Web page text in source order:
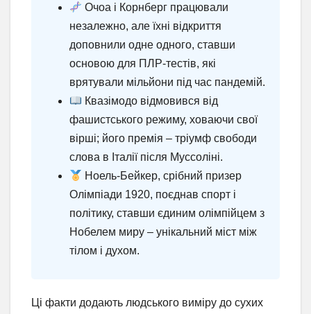
Очоа і Корнберг працювали
незалежно, але їхні відкриття
доповнили одне одного, ставши
основою для ПЛР-тестів, які
врятували мільйони під час пандемій.
Квазімодо відмовився від
фашистського режиму, ховаючи свої
вірші; його премія – тріумф свободи
слова в Італії після Муссоліні.
Ноель-Бейкер, срібний призер
Олімпіади 1920, поєднав спорт і
політику, ставши єдиним олімпійцем з
Нобелем миру – унікальний міст між
тілом і духом.
Ці факти додають людського виміру до сухих